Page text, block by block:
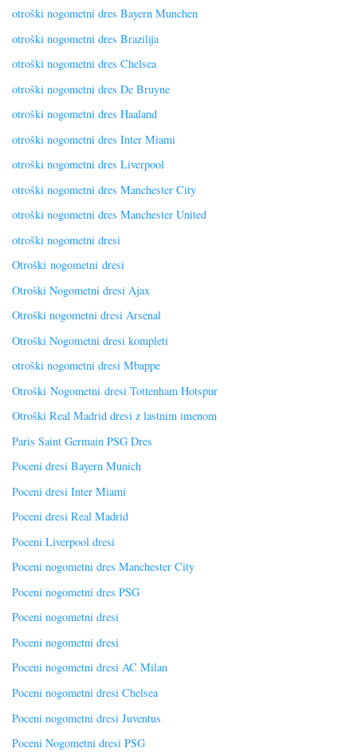
otroški nogometni dres Bayern Munchen
otroški nogometni dres Brazilija
otroški nogometni dres Chelsea
otroški nogometni dres De Bruyne
otroški nogometni dres Haaland
otroški nogometni dres Inter Miami
otroški nogometni dres Liverpool
otroški nogometni dres Manchester City
otroški nogometni dres Manchester United
otroški nogometni dresi
Otroški nogometni dresi
Otroški Nogometni dresi Ajax
Otroški nogometni dresi Arsenal
Otroški Nogometni dresi kompleti
otroški nogometni dresi Mbappe
Otroški Nogometni dresi Tottenham Hotspur
Otroški Real Madrid dresi z lastnim imenom
Paris Saint Germain PSG Dres
Poceni dresi Bayern Munich
Poceni dresi Inter Miami
Poceni dresi Real Madrid
Poceni Liverpool dresi
Poceni nogometni dres Manchester City
Poceni nogometni dres PSG
Poceni nogometni dresi
Poceni nogometni dresi
Poceni nogometni dresi AC Milan
Poceni nogometni dresi Chelsea
Poceni nogometni dresi Juventus
Poceni Nogometni dresi PSG